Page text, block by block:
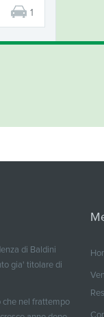
1
di Baldini
gia' titolare di
che nel frattempo